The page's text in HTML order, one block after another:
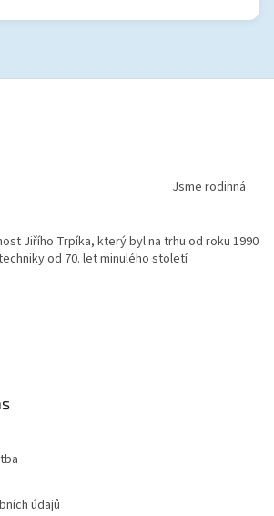
Jsme rodinná
Jiřího Trpíka, který byl na trhu od roku 1990
od 70. let minulého století
údajů